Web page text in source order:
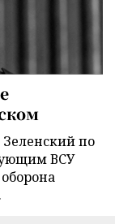
по
ВСУ